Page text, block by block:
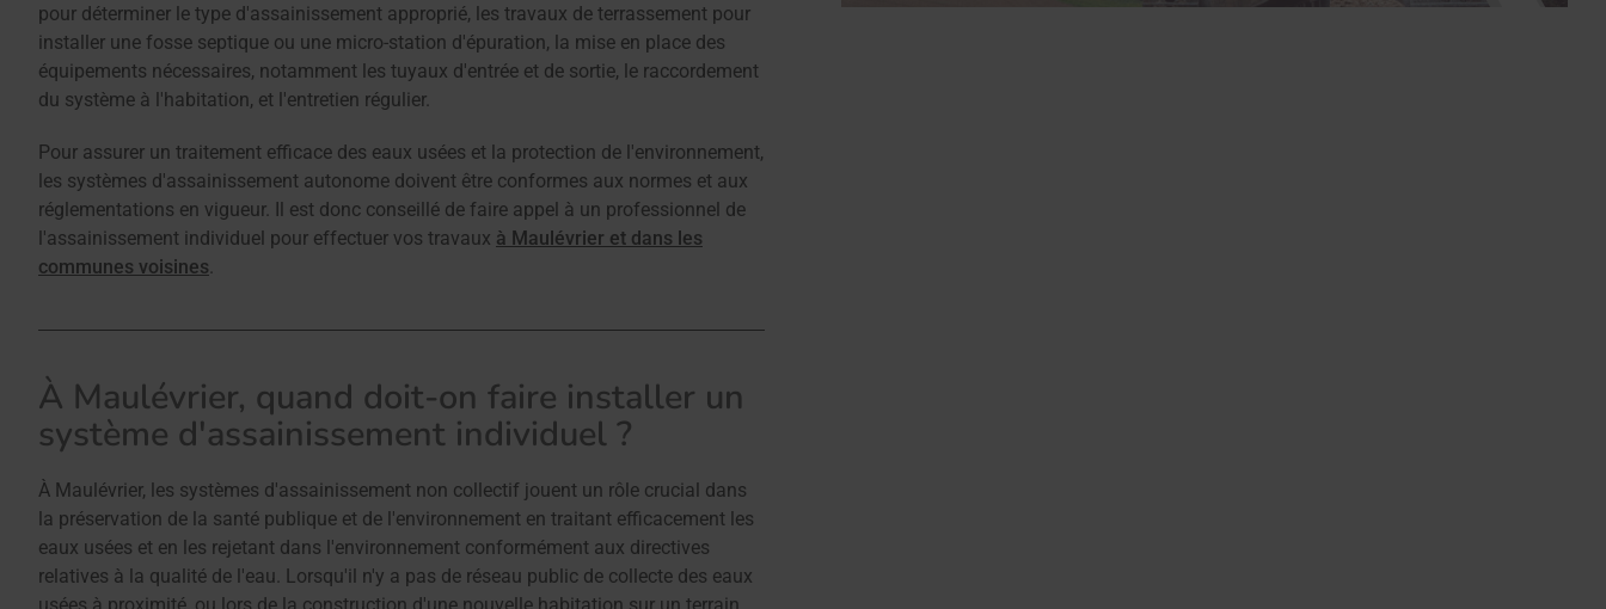
pour déterminer le type d'assainissement approprié, les travaux de terrassement pour
installer une fosse septique ou une micro-station d'épuration, la mise en place des
équipements nécessaires, notamment les tuyaux d'entrée et de sortie, le raccordement
du système à l'habitation, et l'entretien régulier.
Pour assurer un traitement efficace des eaux usées et la protection de l'environnement,
les systèmes d'assainissement autonome doivent être conformes aux normes et aux
réglementations en vigueur. Il est donc conseillé de faire appel à un professionnel de
l'assainissement individuel pour effectuer vos travaux à Maulévrier et dans les
communes voisines
À Maulévrier, quand doit-on faire installer un
système d'assainissement individuel ?
À Maulévrier, les systèmes d'assainissement non collectif jouent un rôle crucial dans
la préservation de la santé publique et de l'environnement en traitant efficacement les
eaux usées et en les rejetant dans l'environnement conformément aux directives
relatives à la qualité de l'eau. Lorsqu'il n'y a pas de réseau public de collecte des eaux
usées à proximité, ou lors de la construction d'une nouvelle habitation sur un terrain